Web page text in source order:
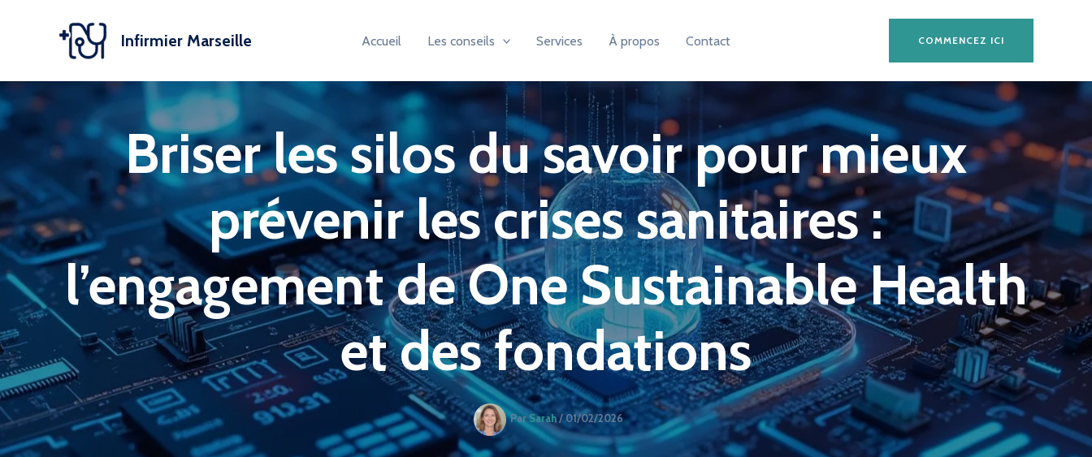
Infirmier Marseille Accueil Les conseils Services À propos Contact COMMENCEZ ICI
Briser les silos du savoir pour mieux
prévenir les crises sanitaires :
l’engagement de One Sustainable Health
et des fondations
ParSarah/01/02/2026